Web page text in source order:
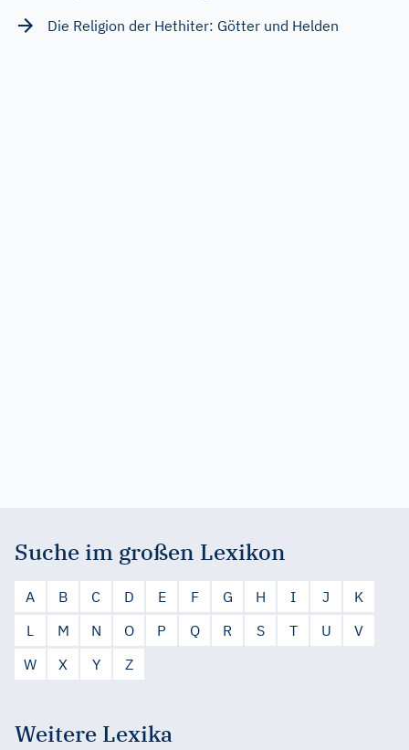
Die Religion der Hethiter: Götter und Helden
Suche im großen Lexikon
A B C D E F G H I J
K
L
M N O P Q R S T U
V
W
X Y Z
Weitere Lexika